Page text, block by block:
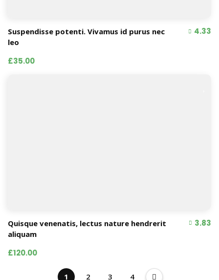
Suspendisse potenti. Vivamus id purus nec
leo
4.33
£35.00
Quisque venenatis, lectus nature hendrerit
aliquam
3.83
£120.00
1 2 3 4